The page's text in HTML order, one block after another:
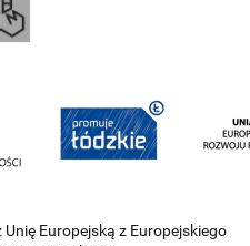
Europejską z Europejskiego